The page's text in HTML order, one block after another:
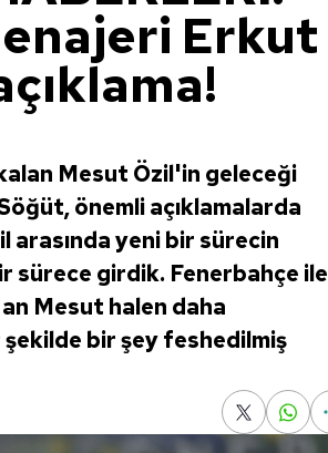
Erkut
Mesut Özil'in geleceği
önemli açıklamalarda
arasında yeni bir sürecin
sürece girdik. Fenerbahçe ile
Mesut halen daha
bir şey feshedilmiş